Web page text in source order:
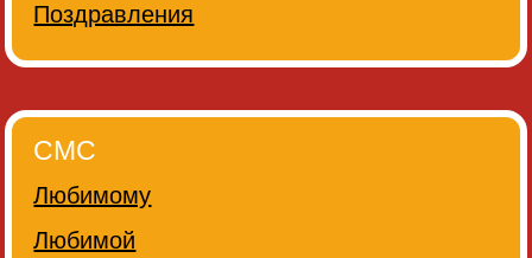
Поздравления
СМС
Любимому
Любимой